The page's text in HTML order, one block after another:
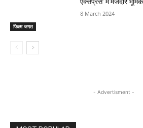
फिल्म जगत
8 March 2024
- Advertisment -